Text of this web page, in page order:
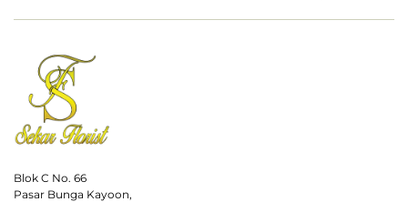
Blok C No. 66
Pasar Bunga Kayoon,